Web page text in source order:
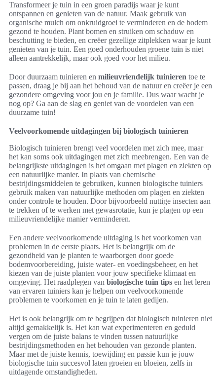
Transformeer je tuin in een groen paradijs waar je kunt
ontspannen en genieten van de natuur. Maak gebruik van
organische mulch om onkruidgroei te verminderen en de bodem
gezond te houden. Plant bomen en struiken om schaduw en
beschutting te bieden, en creëer gezellige zitplekken waar je kunt
genieten van je tuin. Een goed onderhouden groene tuin is niet
alleen aantrekkelijk, maar ook goed voor het milieu.
Door duurzaam tuinieren en milieuvriendelijk tuinieren toe te
passen, draag je bij aan het behoud van de natuur en creëer je een
gezondere omgeving voor jou en je familie. Dus waar wacht je
nog op? Ga aan de slag en geniet van de voordelen van een
duurzame tuin!
Veelvoorkomende uitdagingen bij biologisch tuinieren
Biologisch tuinieren brengt veel voordelen met zich mee, maar
het kan soms ook uitdagingen met zich meebrengen. Een van de
belangrijkste uitdagingen is het omgaan met plagen en ziekten op
een natuurlijke manier. In plaats van chemische
bestrijdingsmiddelen te gebruiken, kunnen biologische tuiniers
gebruik maken van natuurlijke methoden om plagen en ziekten
onder controle te houden. Door bijvoorbeeld nuttige insecten aan
te trekken of te werken met gewasrotatie, kun je plagen op een
milieuvriendelijke manier verminderen.
Een andere veelvoorkomende uitdaging is het voorkomen van
problemen in de eerste plaats. Het is belangrijk om de
gezondheid van je planten te waarborgen door goede
bodemvoorbereiding, juiste water- en voedingsbeheer, en het
kiezen van de juiste planten voor jouw specifieke klimaat en
omgeving. Het raadplegen van biologische tuin tips en het leren
van ervaren tuiniers kan je helpen om veelvoorkomende
problemen te voorkomen en je tuin te laten gedijen.
Het is ook belangrijk om te begrijpen dat biologisch tuinieren niet
altijd gemakkelijk is. Het kan wat experimenteren en geduld
vergen om de juiste balans te vinden tussen natuurlijke
bestrijdingsmethoden en het behouden van gezonde planten.
Maar met de juiste kennis, toewijding en passie kun je jouw
biologische tuin succesvol laten groeien en bloeien, zelfs in
uitdagende omstandigheden.